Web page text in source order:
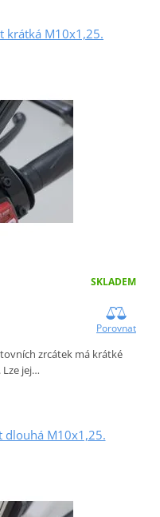
krátká M10x1,25.
SKLADEM
Porovnat
zrcátek má krátké
Lze jej…
dlouhá M10x1,25.